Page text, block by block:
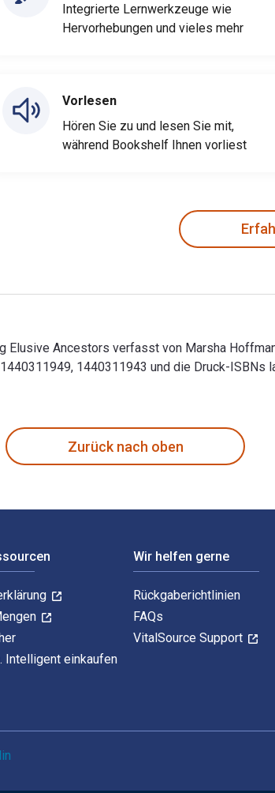
Integrierte Lernwerkzeuge wie
Hervorhebungen und vieles mehr
Vorlesen
Hören Sie zu und lesen Sie mit,
während Bookshelf Ihnen vorliest
Elusive Ancestors verfasst von Marsha
1440311943 und die Druck-
Zurück nach oben
Intelligent einkaufen
Wir helfen gerne
Rückgaberichtlinien
FAQs
VitalSource Support